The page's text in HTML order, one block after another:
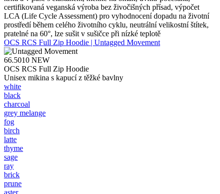
certifikovaná veganská výroba bez živočišných přísad, výpočet
LCA (Life Cycle Assessment) pro vyhodnocení dopadu na životní
prostředí během celého životního cyklu, neutrální velikostní štítek,
pratelné na 60°, lze sušit v sušičce při nízké teplotě
OCS RCS Full Zip Hoodie | Untagged Movement
66.5010 NEW
OCS RCS Full Zip Hoodie
Unisex mikina s kapucí z těžké bavlny
white
black
charcoal
grey melange
fog
birch
latte
thyme
sage
ray
brick
prune
aster